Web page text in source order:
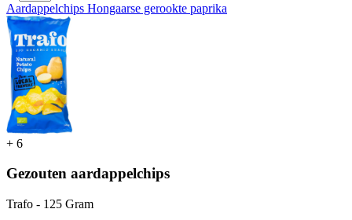
Aardappelchips Hongaarse gerookte paprika
+ 6
Gezouten aardappelchips
Trafo - 125 Gram